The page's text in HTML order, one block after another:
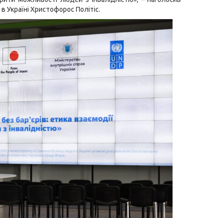
Христофорос Політіс.